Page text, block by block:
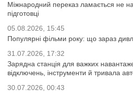
Міжнародний переказ ламається не
підготовці
05.08.2026, 15:45
Популярні фільми року: що зараз
31.07.2026, 17:32
Зарядна станція для важких
відключень, інструменти й тривала
30.07.2026, 00:43